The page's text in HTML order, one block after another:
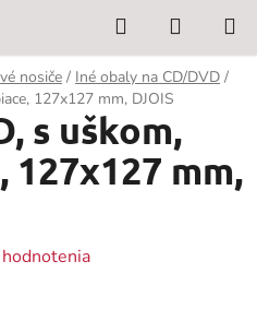
Hľadať
KOŠÍK
nosiče / Iné obaly na CD/DVD /
127x127 mm, DJOIS
s uškom,
127x127 mm,